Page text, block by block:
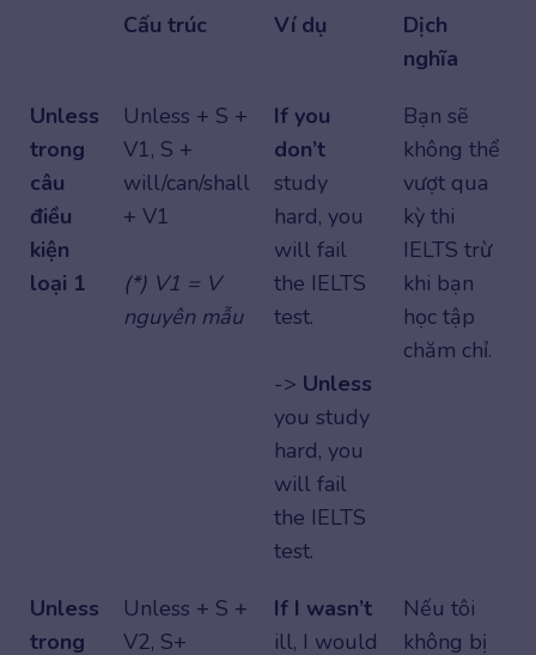
Cấu trúc Ví dụ
Dịch
nghĩa
Unless
trong
câu
điều
kiện
loại 1
Unless + S +
V1, S +
will/can/shall
+ V1
(*) V1 = V
nguyên mẫu
If you
don’t
study
hard, you
will fail
the IELTS
test.
-> Unless
you study
hard, you
will fail
the IELTS
test.
Bạn sẽ
không thể
vượt qua
kỳ thi
IELTS trừ
khi bạn
học tập
chăm chỉ.
Unless
trong
Unless + S +
V2, S+
If I wasn’t
ill, I would
Nếu tôi
không bị